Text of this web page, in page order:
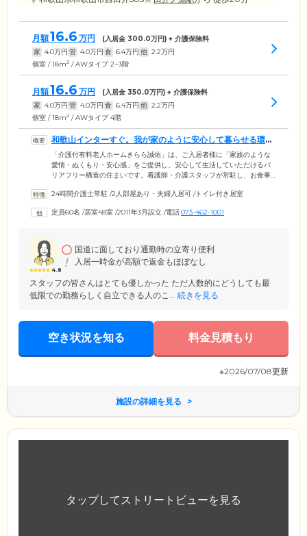
月額16.6 万円 (入居金 300.0万円) + 介護保険料
家 4.0万円 管 4.0万円 食 6.4万円 他 2.2万円
個室 / 18m2 / AWタイプ 2~3階
月額16.6 万円 (入居金 350.0万円) + 介護保険料
家 4.0万円 管 4.0万円 食 6.4万円 他 2.2万円
個室 / 18m2 / AWタイプ 4階
和歌山インターすぐ。我が家のように安心して暮らせる環境
をご提供します
「介護付有料老人ホームきらら誠佑」は、ご入居者様に「家族のような
愛情・ぬくもり・安心感」をご提供し、安心して生活していただけるバ
リアフリー構造の住まいです。看護師・介護スタッフが常駐し、お食事
サポートします。阪和自動車道の和歌山インター、和歌山北インターの
訪しやすい立地。「身の回りのことは自分できるけどひとり暮らしは不
ださい。
24時間介護士常駐 /2人部屋あり・夫婦入居可 /トイレ付き居室
定員60名 /居室48室 /2011年3月設立 /電話073-462-1001
4.8
国道に面しており通勤時の立寄り便利
入居一時金が高額で返金もほぼなし
スタッフの皆さんはとても優しかった ただ人数的にどうしても最
低限での勤務らしく自立できる人のこ... 続きを見る
空き状況を知る 料金見積もり
※2026/07/08更新
施設の詳細を見る